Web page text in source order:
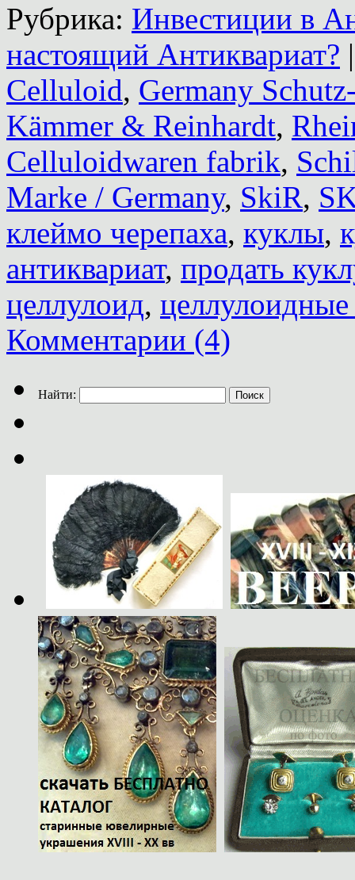
Рубрика: Инвестиции в
настоящий Антиквариат? |
Celluloid, Germany
Kämmer & Reinhardt,
Celluloidwaren fabrik,
Marke / Germany, SkiR,
клеймо черепаха, куклы,
антиквариат, продать
целлулоид,
Комментарии (4)
Найти: